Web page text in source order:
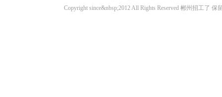
Copyright since&nbsp;2012 All Rights Reserved 郴州招工了